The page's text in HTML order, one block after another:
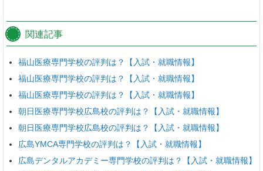
関連記事
福山医療専門学校の評判は？【入試・就職情報】
福山医療専門学校の評判は？【入試・就職情報】
福山医療専門学校の評判は？【入試・就職情報】
朝日医療専門学校広島校の評判は？【入試・就職情報】
朝日医療専門学校広島校の評判は？【入試・就職情報】
広島YMCA専門学校の評判は？【入試・就職情報】
広島デンタルアカデミー専門学校の評判は？【入試・就職情報】